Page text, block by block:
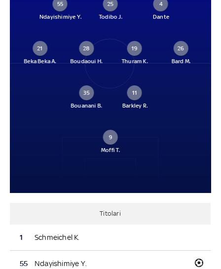
55
Ndayishimiye Y.
25
Todibo J.
4
Dante
21
Beka Beka A.
28
Boudaoui H.
19
Thuram K.
26
Bard M.
11
Barkley R.
35
Bouanani B.
9
Moffi T.
Titolari
1 Schmeichel K.
55 Ndayishimiye Y.